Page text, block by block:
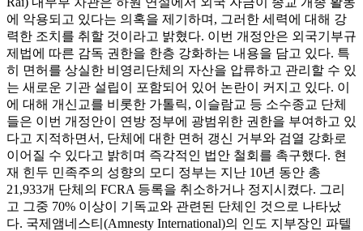
에 악용되고 있다는 의혹을 제기하며, 그러한 세력에 대해 강
력한 조치를 취할 것이라고 밝혔다. 이번 개정안은 외국기부규
제법에 따른 감독 권한을 한층 강화하는 내용을 담고 있다. 특
히 면허를 상실한 비영리단체의 자산을 압류하고 관리할 수 있
는 새로운 기관 설립이 포함되어 있어 논란이 커지고 있다. 이
에 대해 개신교를 비롯한 가톨릭, 이슬람교 등 소수종교 단체
들은 이번 개정안이 연방 정부에 광범위한 권한을 부여하고 있
다고 지적하면서, 단체에 대한 면허 갱신 거부와 검열 강화로
이어질 수 있다고 밝히며 즉각적인 법안 철회를 촉구했다. 현
재 힌두 민족주의 성향의 모디 정부는 지난 10년 동안 총
21,933개 단체의 FCRA 등록을 취소하거나 정지시켰다. 그리
고 그중 70% 이상이 기독교와 관련된 단체인 것으로 나타났
다. 국제앰네스티(Amnesty International)의 인도 지부장인 파텔